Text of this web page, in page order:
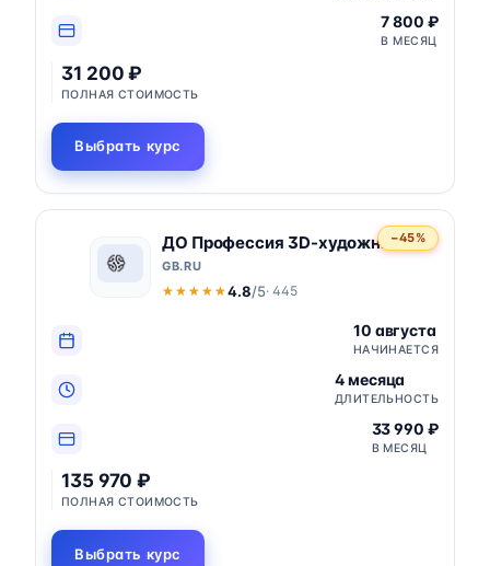
7 800 ₽
В МЕСЯЦ
31 200 ₽
ПОЛНАЯ СТОИМОСТЬ
Выбрать курс
−45%
ДО Профессия 3D-художник
GB.RU
★★★★★
★★★★★ 4.8/5· 445
10 августа
НАЧИНАЕТСЯ
4 месяца
ДЛИТЕЛЬНОСТЬ
33 990 ₽
В МЕСЯЦ
135 970 ₽
ПОЛНАЯ СТОИМОСТЬ
Выбрать курс